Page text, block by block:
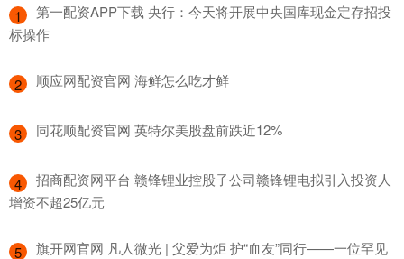
1
​第一配资APP下载 央行：今天将开展中央国库现金定存招投
标操作
2 ​顺应网配资官网 海鲜怎么吃才鲜
3 ​同花顺配资官网 英特尔美股盘前跌近12%
4
​招商配资网平台 赣锋锂业控股子公司赣锋锂电拟引入投资人
增资不超25亿元
5 ​旗开网官网 凡人微光 | 父爱为炬 护“血友”同行——一位罕见